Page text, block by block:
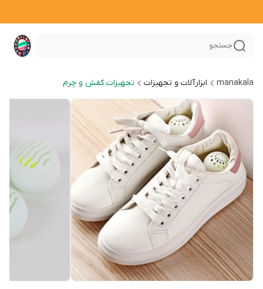
جستجو
manakala ابزارآلات و تجهیزات تجهیزات کفش و چرم